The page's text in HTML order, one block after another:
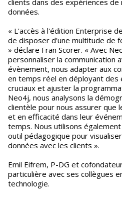
clients dans des expériences
données.
« L'accès à l'édition Enterprise
de disposer d'une multitude de
» déclare Fran Scorer. « Avec
personnaliser la communication
évènement, nous adapter aux
en temps réel en déployant des
cruciaux et ajuster la
Neo4j, nous analysons la
clientèle pour nous assurer que
et en efficacité dans leur
temps. Nous utilisons
outil pédagogique pour
données avec les clients ».
Emil Eifrem, P-DG et
particulière avec ses collègues
technologie.